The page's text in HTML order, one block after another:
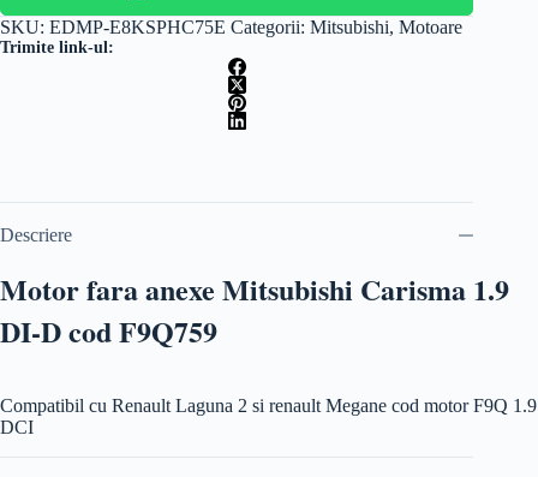
SKU: EDMP-E8KSPHC75E Categorii: Mitsubishi, Motoare
Trimite link-ul:
Descriere
Motor fara anexe Mitsubishi Carisma 1.9
DI-D cod F9Q759
Compatibil cu Renault Laguna 2 si renault Megane cod motor F9Q 1.9
DCI